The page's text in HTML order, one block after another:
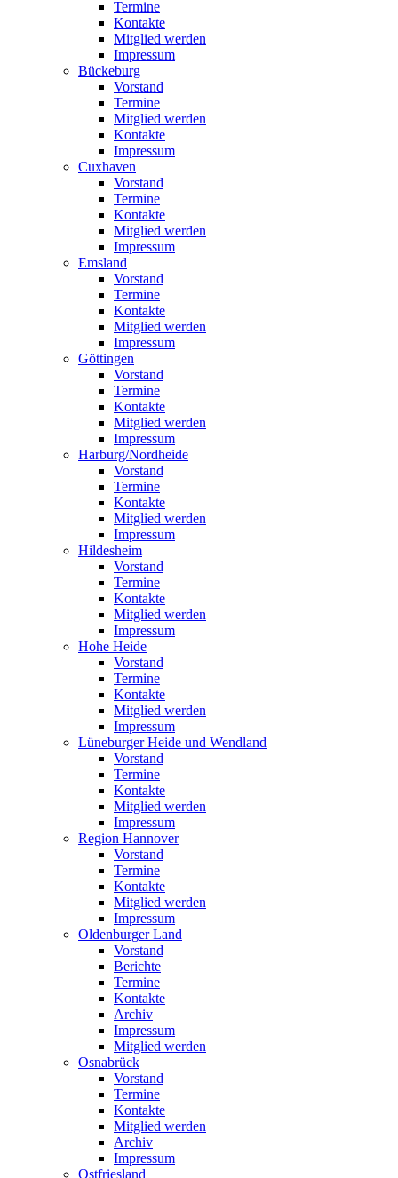
Termine
Kontakte
Mitglied werden
Impressum
Bückeburg
Vorstand
Termine
Mitglied werden
Kontakte
Impressum
Cuxhaven
Vorstand
Termine
Kontakte
Mitglied werden
Impressum
Emsland
Vorstand
Termine
Kontakte
Mitglied werden
Impressum
Göttingen
Vorstand
Termine
Kontakte
Mitglied werden
Impressum
Harburg/Nordheide
Vorstand
Termine
Kontakte
Mitglied werden
Impressum
Hildesheim
Vorstand
Termine
Kontakte
Mitglied werden
Impressum
Hohe Heide
Vorstand
Termine
Kontakte
Mitglied werden
Impressum
Lüneburger Heide und Wendland
Vorstand
Termine
Kontakte
Mitglied werden
Impressum
Region Hannover
Vorstand
Termine
Kontakte
Mitglied werden
Impressum
Oldenburger Land
Vorstand
Berichte
Termine
Kontakte
Archiv
Impressum
Mitglied werden
Osnabrück
Vorstand
Termine
Kontakte
Mitglied werden
Archiv
Impressum
Ostfriesland